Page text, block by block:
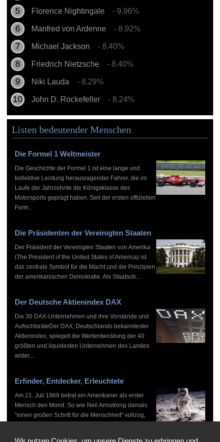
Florence Nightingale - 9.96%
Manfred von Ardenne - 8.92%
Michael Jackson - 8.40%
Friedrich Nietzsche - 8.40%
Niki Lauda - 8.29%
John D. Rockefeller - 8.24%
Listen bedeutender Menschen
Die Formel 1 Weltmeister
Die Geschichte der Formel 1 ist eine lange und
kollektive Leistung herausragender Fahrer, die im
Laufe der Jahrzehnte die Königsklasse des
Motorsports geprägt haben. Seit der ersten offiziellen
Form...
Die Präsidenten der Vereinigten Staaten
Der Präsident der Vereinigten Staaten von Amerika
(The President of the United States of America) ist
das zentrale Symbol für die Macht und die Prinzipien
der amerikanischen Demokratie. Als Staatsob...
Der Deutsche Aktienindex DAX
Die 30 DAX-Unternehmen und ihre Vorstände und
AufsichtsräteDer DAX, Deutschlands bekanntester
Aktienindex, spiegelt die Wertentwicklung der 40
größten und liquidesten Unternehmen des Landes
wider....
Erfinder, Entdecker, Erleuchtete
Am 21. Juli 1969 betrat ein Amerikaner als erster
Mensch den Mond. So wie Neil Armstrong damals
"einen großen Schritt für die Menschheit" vollzog,